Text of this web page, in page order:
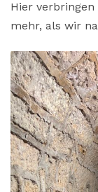
Hier
mehr, als wir